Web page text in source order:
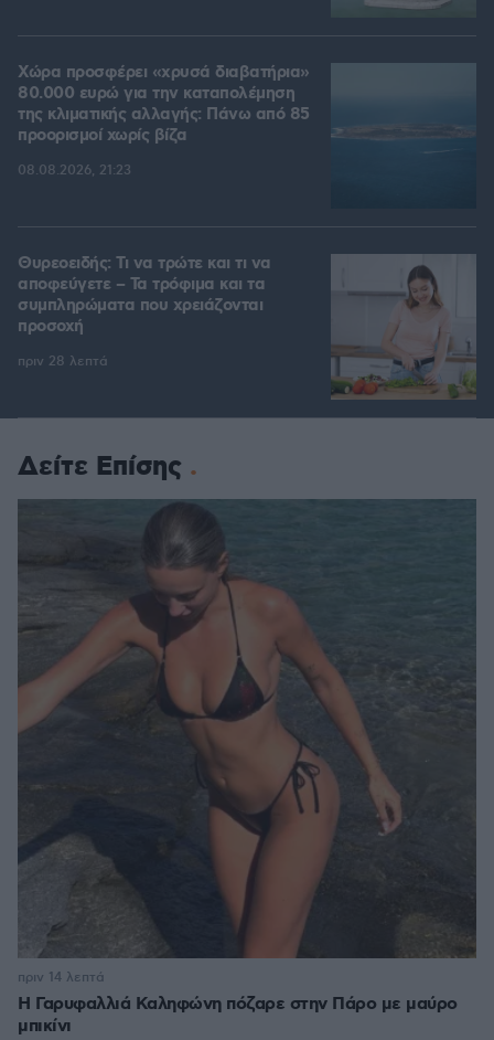
Χώρα προσφέρει «χρυσά διαβατήρια»
80.000 ευρώ για την καταπολέμηση
της κλιματικής αλλαγής: Πάνω από 85
προορισμοί χωρίς βίζα
08.08.2026, 21:23
Θυρεοειδής: Τι να τρώτε και τι να
αποφεύγετε – Τα τρόφιμα και τα
συμπληρώματα που χρειάζονται
προσοχή
πριν 28 λεπτά
Δείτε Επίσης
Η Γαρυφαλλιά Καληφώνη πόζαρε στην Πάρο με μαύρο
μπικίνι
πριν 14 λεπτά